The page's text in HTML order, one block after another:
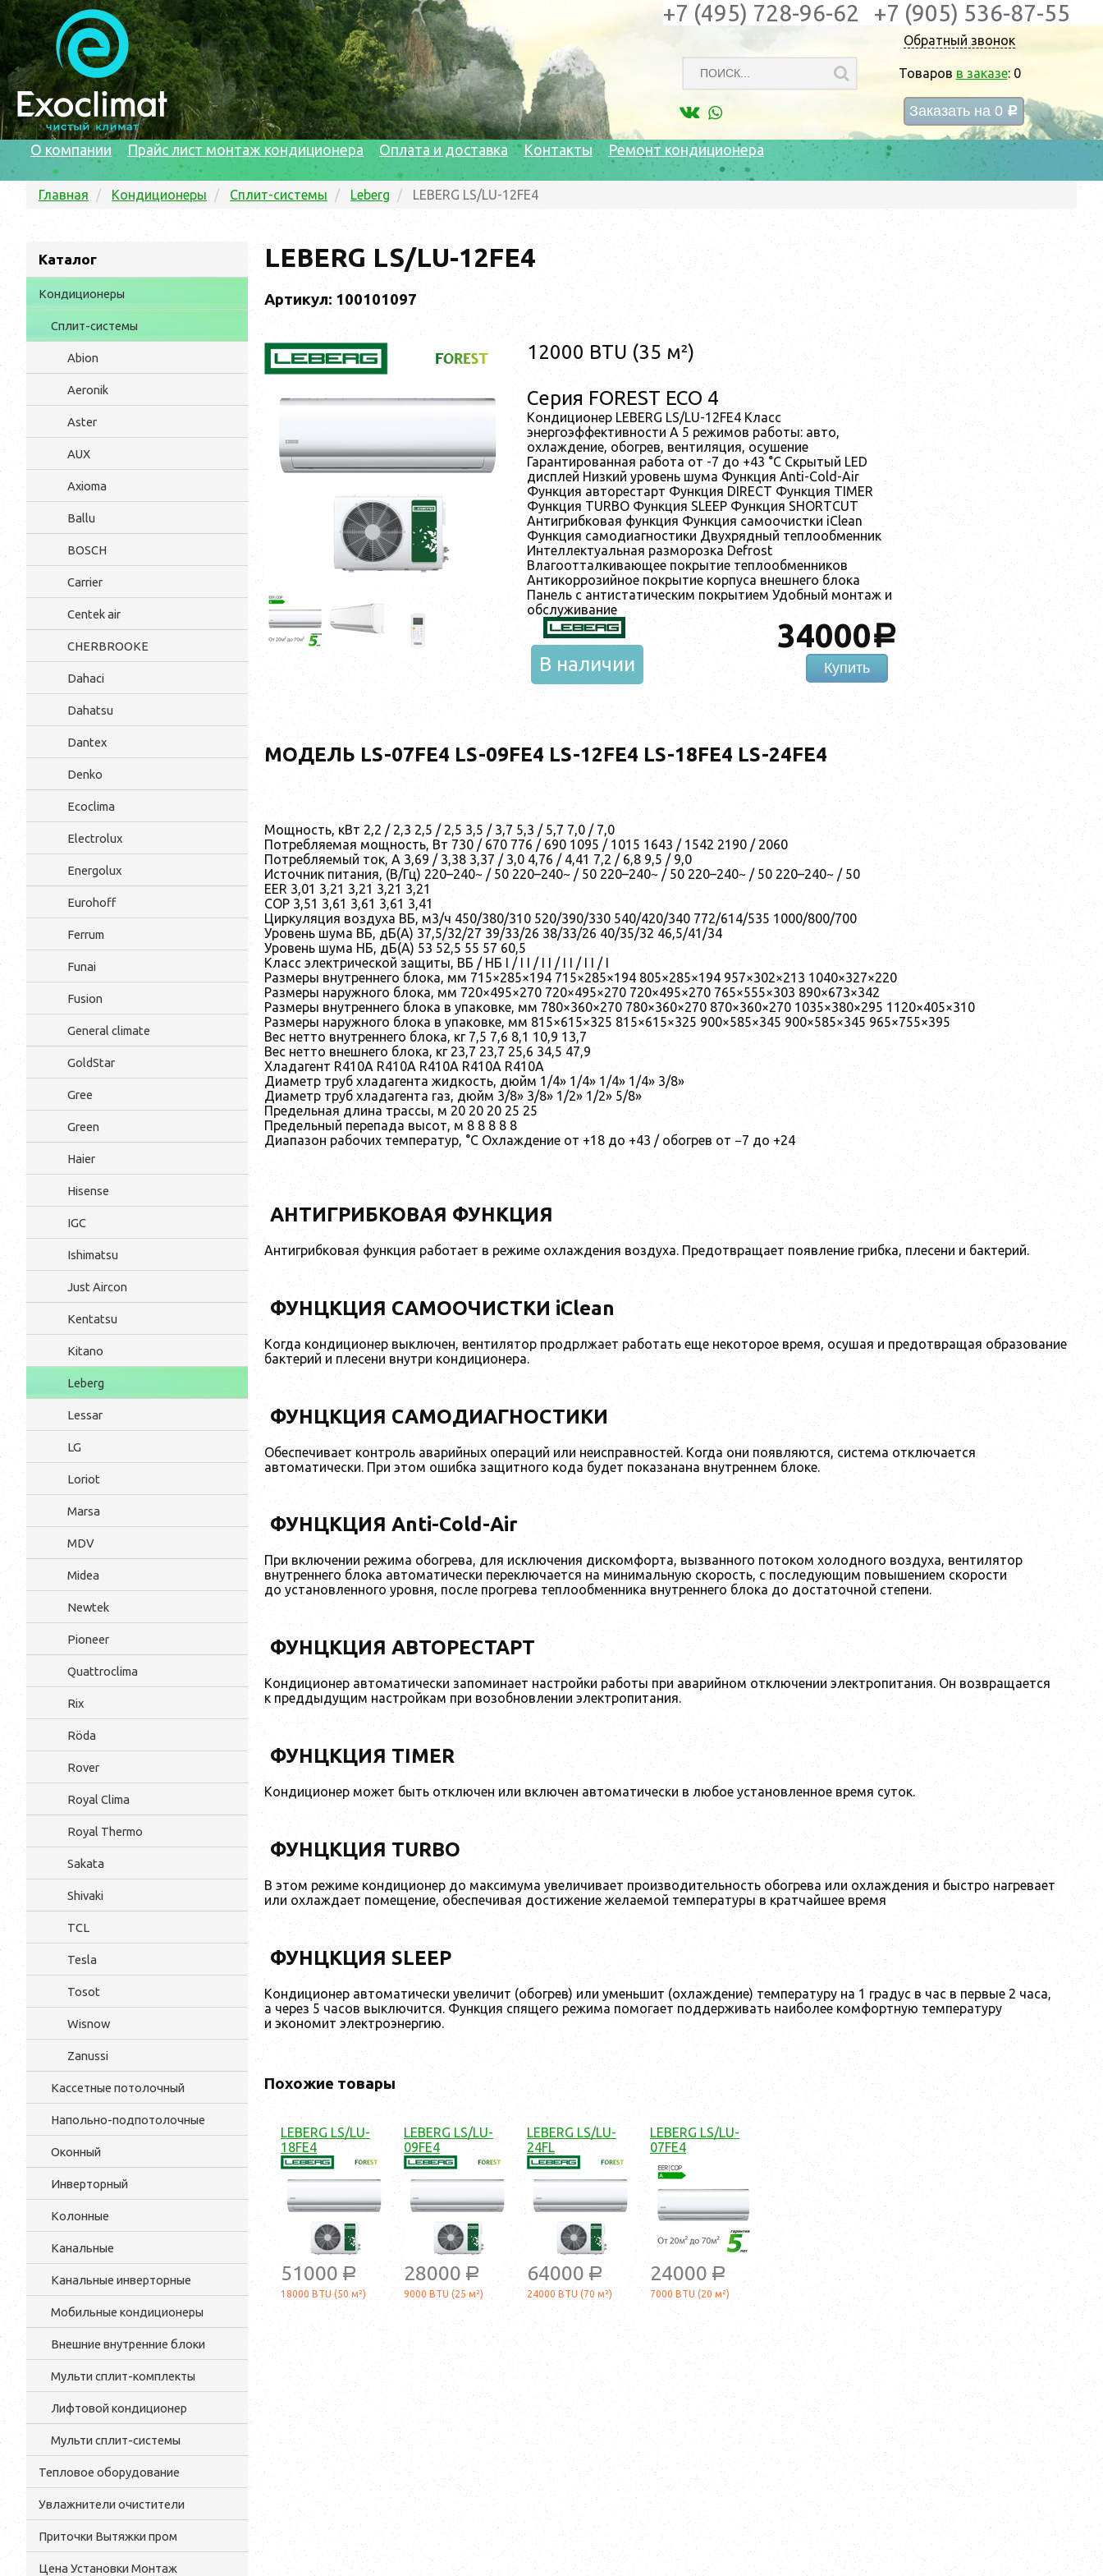
Обратный звонок
Товаров в заказе: 0
Заказать на 0 c
+7 (495) 728-96-62 +7 (905) 536-87-55
О компании Прайс лист монтаж кондиционера Оплата и доставка Контакты Ремонт кондиционера
Главная Кондиционеры Сплит-системы Leberg LEBERG LS/LU-12FE4
Каталог
Кондиционеры
Сплит-системы
Abion
Aeronik
Aster
AUX
Axioma
Ballu
BOSCH
Carrier
Centek air
CHERBROOKE
Dahaci
Dahatsu
Dantex
Denko
Ecoclima
Electrolux
Energolux
Eurohoff
Ferrum
Funai
Fusion
General climate
GoldStar
Gree
Green
Haier
Hisense
IGC
Ishimatsu
Just Aircon
Kentatsu
Kitano
Leberg
Lessar
LG
Loriot
Marsa
MDV
Midea
Newtek
Pioneer
Quattroclima
Rix
Röda
Rover
Royal Clima
Royal Thermo
Sakata
Shivaki
TCL
Tesla
Tosot
Wisnow
Zanussi
Кассетные потолочный
Напольно-подпотолочные
Оконный
Инверторный
Колонные
Канальные
Канальные инверторные
Мобильные кондиционеры
Внешние внутренние блоки
Мульти cплит-комплекты
Лифтовой кондиционер
Мульти сплит-системы
Тепловое оборудование
Увлажнители очистители
Приточки Вытяжки пром
Цена Установки Монтаж
LEBERG LS/LU-12FE4
Артикул: 100101097
12000 BTU (35 м²)
Серия FOREST ECO 4
Кондиционер LEBERG LS/LU-12FE4 Класс
энергоэффективности A 5 режимов работы: авто,
охлаждение, обогрев, вентиляция, осушение
Гарантированная работа от -7 до +43 °C Скрытый LED
дисплей Низкий уровень шума Функция Anti-Cold-Air
Функция авторестарт Функция DIRECT Функция TIMER
Функция TURBO Функция SLEEP Функция SHORTCUT
Антигрибковая функция Функция самоочистки iClean
Функция самодиагностики Двухрядный теплообменник
Интеллектуальная разморозка Defrost
Влагоотталкивающее покрытие теплообменников
Антикоррозийное покрытие корпуса внешнего блока
Панель с антистатическим покрытием Удобный монтаж и
обслуживание
34000a
Купить
В наличии
МОДЕЛЬ LS-07FE4 LS-09FE4 LS-12FE4 LS-18FE4 LS-24FE4
Мощность, кВт 2,2 / 2,3 2,5 / 2,5 3,5 / 3,7 5,3 / 5,7 7,0 / 7,0
Потребляемая мощность, Вт 730 / 670 776 / 690 1095 / 1015 1643 / 1542 2190 / 2060
Потребляемый ток, А 3,69 / 3,38 3,37 / 3,0 4,76 / 4,41 7,2 / 6,8 9,5 / 9,0
Источник питания, (В/Гц) 220–240~ / 50 220–240~ / 50 220–240~ / 50 220–240~ / 50 220–240~ / 50
EER 3,01 3,21 3,21 3,21 3,21
COP 3,51 3,61 3,61 3,61 3,41
Циркуляция воздуха ВБ, м3/ч 450/380/310 520/390/330 540/420/340 772/614/535 1000/800/700
Уровень шума ВБ, дБ(А) 37,5/32/27 39/33/26 38/33/26 40/35/32 46,5/41/34
Уровень шума НБ, дБ(А) 53 52,5 55 57 60,5
Класс электрической защиты, ВБ / НБ I / I I / I I / I I / I I / I
Размеры внутреннего блока, мм 715×285×194 715×285×194 805×285×194 957×302×213 1040×327×220
Размеры наружного блока, мм 720×495×270 720×495×270 720×495×270 765×555×303 890×673×342
Размеры внутреннего блока в упаковке, мм 780×360×270 780×360×270 870×360×270 1035×380×295 1120×405×310
Размеры наружного блока в упаковке, мм 815×615×325 815×615×325 900×585×345 900×585×345 965×755×395
Вес нетто внутреннего блока, кг 7,5 7,6 8,1 10,9 13,7
Вес нетто внешнего блока, кг 23,7 23,7 25,6 34,5 47,9
Хладагент R410A R410A R410A R410A R410A
Диаметр труб хладагента жидкость, дюйм 1/4» 1/4» 1/4» 1/4» 3/8»
Диаметр труб хладагента газ, дюйм 3/8» 3/8» 1/2» 1/2» 5/8»
Предельная длина трассы, м 20 20 20 25 25
Предельный перепада высот, м 8 8 8 8 8
Диапазон рабочих температур, °C Охлаждение от +18 до +43 / обогрев от −7 до +24
АНТИГРИБКОВАЯ ФУНКЦИЯ
Антигрибковая функция работает в режиме охлаждения воздуха. Предотвращает появление грибка, плесени и бактерий.
ФУНЦКЦИЯ САМООЧИСТКИ iClean
Когда кондиционер выключен, вентилятор продрлжает работать еще некоторое время, осушая и предотвращая образование
бактерий и плесени внутри кондиционера.
ФУНЦКЦИЯ САМОДИАГНОСТИКИ
Обеспечивает контроль аварийных операций или неисправностей. Когда они появляются, система отключается
автоматически. При этом ошибка защитного кода будет показанана внутреннем блоке.
ФУНЦКЦИЯ Anti-Cold-Air
При включении режима обогрева, для исключения дискомфорта, вызванного потоком холодного воздуха, вентилятор
внутреннего блока автоматически переключается на минимальную скорость, с последующим повышением скорости
до установленного уровня, после прогрева теплообменника внутреннего блока до достаточной степени.
ФУНЦКЦИЯ АВТОРЕСТАРТ
Кондиционер автоматически запоминает настройки работы при аварийном отключении электропитания. Он возвращается
к преддыдущим настройкам при возобновлении электропитания.
ФУНЦКЦИЯ ТIMER
Кондиционер может быть отключен или включен автоматически в любое установленное время суток.
ФУНЦКЦИЯ TURBO
В этом режиме кондиционер до максимума увеличивает производительность обогрева или охлаждения и быстро нагревает
или охлаждает помещение, обеспечивая достижение желаемой температуры в кратчайшее время
ФУНЦКЦИЯ SLEEP
Кондиционер автоматически увеличит (обогрев) или уменьшит (охлаждение) температуру на 1 градус в час в первые 2 часа,
а через 5 часов выключится. Функция спящего режима помогает поддерживать наиболее комфортную температуру
и экономит электроэнергию.
Похожие товары
LEBERG LS/LU-
18FE4
51000 a
18000 BTU (50 м²)
LEBERG LS/LU-
09FE4
28000 a
9000 BTU (25 м²)
LEBERG LS/LU-
24FL
64000 a
24000 BTU (70 м²)
LEBERG LS/LU-
07FE4
24000 a
7000 BTU (20 м²)